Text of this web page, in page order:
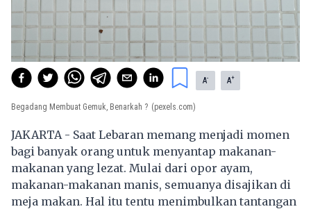
A- A+
Begadang Membuat Gemuk, Benarkah ? (pexels.com)
JAKARTA - Saat Lebaran memang menjadi momen
bagi banyak orang untuk menyantap makanan-
makanan yang lezat. Mulai dari opor ayam,
makanan-makanan manis, semuanya disajikan di
meja makan. Hal itu tentu menimbulkan tantangan